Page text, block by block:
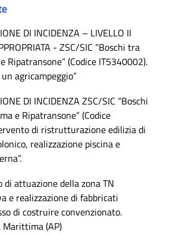
DI INCIDENZA – LIVELLO II
- ZSC/SIC “Boschi tra
Ripatransone” (Codice IT5340002).
agricampeggio”
DI INCIDENZA ZSC/SIC “Boschi
e Ripatransone” (Codice
di ristrutturazione edilizia di
realizzazione piscina e
di attuazione della zona TN
e realizzazione di fabbricati
di costruire convenzionato.
Marittima (AP)